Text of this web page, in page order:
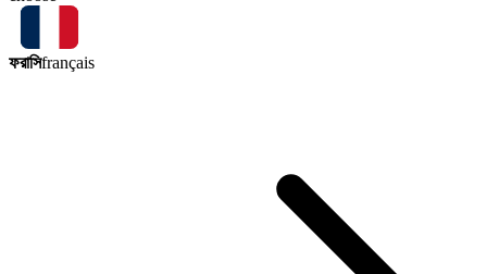
ফরাসিfrançais